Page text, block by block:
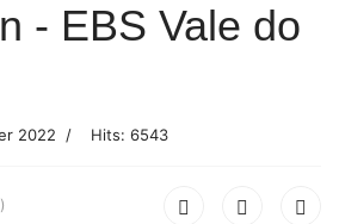
- EBS Vale do
2022 Hits: 6543